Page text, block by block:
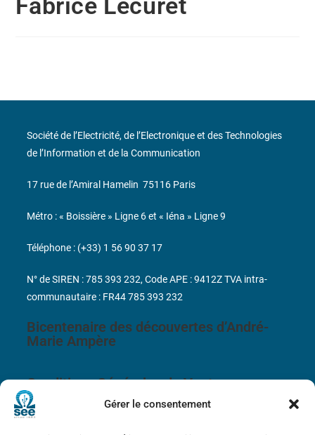
Gérer le consentement
Fabrice Lécuret
Bicentenaire des découvertes d’André-
Marie Ampère
Conditions Générales de Vente
Société de l’Electricité, de l’Electronique et des Technologies
de l’Information et de la Communication
17 rue de l’Amiral Hamelin 75116 Paris
Métro : « Boissière » Ligne 6 et « Iéna » Ligne 9
Téléphone : (+33) 1 56 90 37 17
N° de SIREN : 785 393 232, Code APE : 9412Z TVA intra-
communautaire : FR44 785 393 232